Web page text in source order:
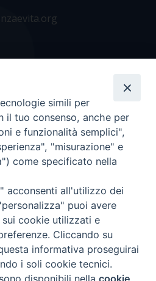
Vita - C.F96600690588- Tutti i
- Credits
simili per
il tuo consenso, anche per
e funzionalità semplici",
"misurazione" e
come specificato nella
acconsenti all'utilizzo dei
puoi avere
cookie utilizzati e
Cliccando su
informativa proseguirai
i soli cookie tecnici.